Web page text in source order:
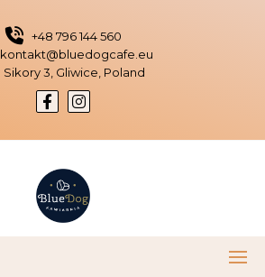
+48 796 144 560
kontakt@bluedogcafe.eu
Sikory 3, Gliwice, Poland